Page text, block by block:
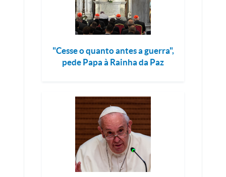
"Cesse o quanto antes a guerra",
pede Papa à Rainha da Paz